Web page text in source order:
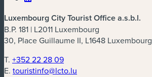
Luxembourg City Tourist Office a.s.b.l.
B.P. 181 | L2011 Luxembourg
30, Place Guillaume II, L1648 Luxembourg
T. +352 22 28 09
E. touristinfo@lcto.lu